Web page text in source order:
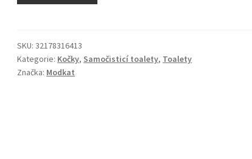
SKU:32178316413
Kategorie: Kočky, Samočisticí toalety, Toalety
Značka: Modkat